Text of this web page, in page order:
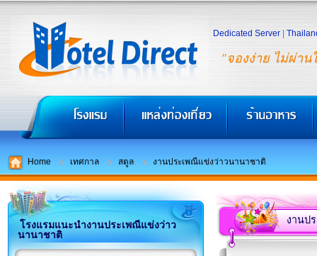
"จองง่าย ไม่ผ่าน
Dedicated Server
Home เทศกาล สตูล งานประเพณีแข่งว่าวนานาชาติ
โรงแรมแนะนำงานประเพณีแข่งว่าว
นานาชาติ
งานป